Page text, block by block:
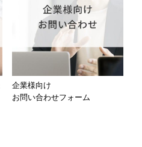
企業様向け
お問い合わせフォーム